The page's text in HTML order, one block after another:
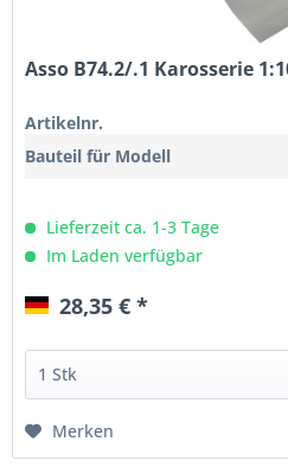
Asso B74.2/.1 Karosserie
Artikelnr.
Bauteil für Modell
Lieferzeit ca. 1-3 Tage
Im Laden verfügbar
28,35 € *
Merken